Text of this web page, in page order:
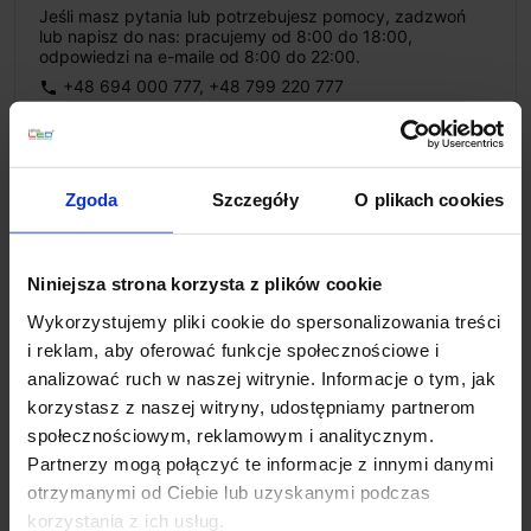
Zgoda Szczegóły O plikach cookies
Niniejsza strona korzysta z plików cookie
Wykorzystujemy pliki cookie do spersonalizowania treści
i reklam, aby oferować funkcje społecznościowe i
analizować ruch w naszej witrynie. Informacje o tym, jak
korzystasz z naszej witryny, udostępniamy partnerom
społecznościowym, reklamowym i analitycznym.
Partnerzy mogą połączyć te informacje z innymi danymi
otrzymanymi od Ciebie lub uzyskanymi podczas
korzystania z ich usług.
Jeśli masz pytania lub potrzebujesz pomocy, zadzwoń
lub napisz do nas: pracujemy od 8:00 do 18:00,
odpowiedzi na e-maile od 8:00 do 22:00.
phone +48 694 000 777, +48 799 220 777
Koszt dostawy
Zapytaj o produkt
Opis